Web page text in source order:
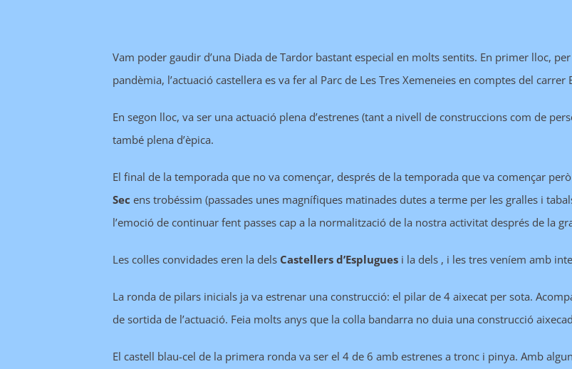
Vam poder gaudir d’una Diada de Tardor bastant especial en molts sentits. En primer lloc,
pandèmia, l’actuació castellera es va fer al Parc de Les Tres Xemeneies en comptes del
En segon lloc, va ser una actuació plena d’estrenes (tant a nivell de construccions com de
també plena d’èpica.
El final de la temporada que no va començar, després de la temporada que va començar
Sec ens trobéssim (passades unes magnífiques matinades dutes a terme per les gralles i
l’emoció de continuar fent passes cap a la normalització de la nostra activitat després de la
Les colles convidades eren la dels Castellers d’Esplugues i la dels , i les tres veníem amb
La ronda de pilars inicials ja va estrenar una construcció: el pilar de 4 aixecat per sota.
de sortida de l’actuació. Feia molts anys que la colla bandarra no duia una construcció
El castell blau-cel de la primera ronda va ser el 4 de 6 amb estrenes a tronc i pinya. Amb